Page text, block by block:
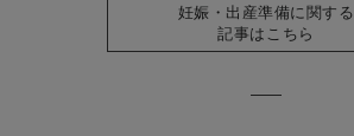
妊娠・出産準備に関する
記事はこちら